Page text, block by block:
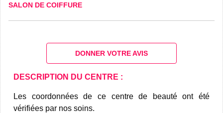
SALON DE COIFFURE
DONNER VOTRE AVIS
DESCRIPTION DU CENTRE :
Les coordonnées de ce centre de beauté ont été
vérifiées par nos soins.